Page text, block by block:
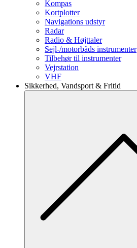
Kompas
Kortplotter
Navigations udstyr
Radar
Radio & Højttaler
Sejl-/motorbåds instrumenter
Tilbehør til instrumenter
Vejrstation
VHF
Sikkerhed, Vandsport & Fritid